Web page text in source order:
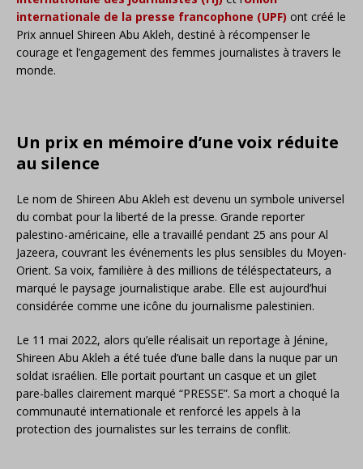
internationale de la presse francophone (UPF) ont créé le
Prix annuel Shireen Abu Akleh, destiné à récompenser le
courage et l’engagement des femmes journalistes à travers le
monde.
Un prix en mémoire d’une voix réduite
au silence
Le nom de Shireen Abu Akleh est devenu un symbole universel
du combat pour la liberté de la presse. Grande reporter
palestino-américaine, elle a travaillé pendant 25 ans pour Al
Jazeera, couvrant les événements les plus sensibles du Moyen-
Orient. Sa voix, familière à des millions de téléspectateurs, a
marqué le paysage journalistique arabe. Elle est aujourd’hui
considérée comme une icône du journalisme palestinien.
Le 11 mai 2022, alors qu’elle réalisait un reportage à Jénine,
Shireen Abu Akleh a été tuée d’une balle dans la nuque par un
soldat israélien. Elle portait pourtant un casque et un gilet
pare-balles clairement marqué “PRESSE”. Sa mort a choqué la
communauté internationale et renforcé les appels à la
protection des journalistes sur les terrains de conflit.